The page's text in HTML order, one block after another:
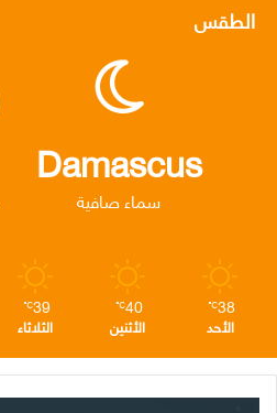
ب
و
الطقس
Damascus
سماء صافية
38
℃
الأحد
40
℃
الأثنين
39
℃
الثلاثاء